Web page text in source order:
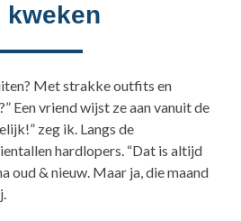
kweken
Met strakke outfits en
Een vriend wijst ze aan vanuit de
zeg ik. Langs de
hardlopers. “Dat is altijd
oud & nieuw. Maar ja, die maand